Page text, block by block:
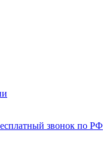
звонок по РФ